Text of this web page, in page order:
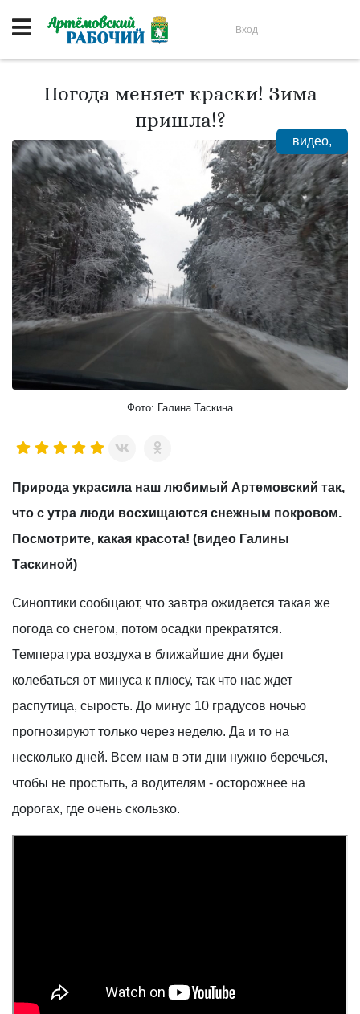
Вход
Погода меняет краски! Зима
пришла!?
видео,
Фото: Галина Таскина
Природа украсила наш любимый Артемовский так,
что с утра люди восхищаются снежным покровом.
Посмотрите, какая красота! (видео Галины
Таскиной)
Синоптики сообщают, что завтра ожидается такая же
погода со снегом, потом осадки прекратятся.
Температура воздуха в ближайшие дни будет
колебаться от минуса к плюсу, так что нас ждет
распутица, сырость. До минус 10 градусов ночью
прогнозируют только через неделю. Да и то на
несколько дней. Всем нам в эти дни нужно беречься,
чтобы не простыть, а водителям - осторожнее на
дорогах, где очень скользко.